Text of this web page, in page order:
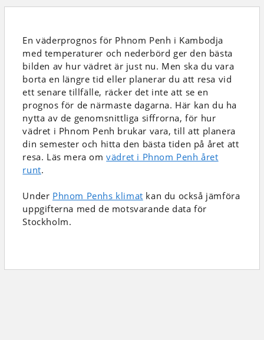
En väderprognos för Phnom Penh i Kambodja
med temperaturer och nederbörd ger den bästa
bilden av hur vädret är just nu. Men ska du vara
borta en längre tid eller planerar du att resa vid
ett senare tillfälle, räcker det inte att se en
prognos för de närmaste dagarna. Här kan du ha
nytta av de genomsnittliga siffrorna, för hur
vädret i Phnom Penh brukar vara, till att planera
din semester och hitta den bästa tiden på året att
resa. Läs mera omvädret i Phnom Penh året
runt.
Under Phnom Penhs klimat kan du också jämföra
uppgifterna med de motsvarande data för
Stockholm.